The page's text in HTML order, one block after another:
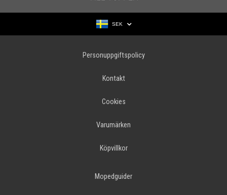
SEK
Personuppgiftspolicy
Kontakt
Cookies
Varumärken
Köpvillkor
Mopedguider